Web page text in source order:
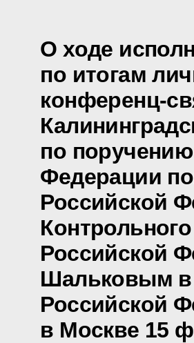
О ходе
по итогам
конференц-
по
Федерации
Российской
Российской
Шальковым в
Российской
в Москве 15